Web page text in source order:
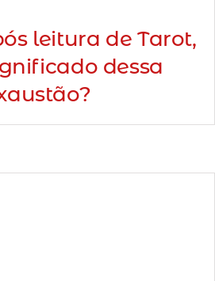
leitura de Tarot,
dessa